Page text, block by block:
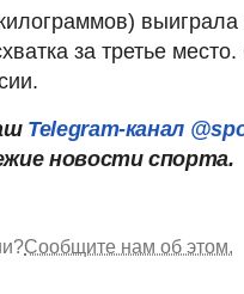
за третье
Telegram-канал
новости спорта.
Сообщите нам об этом.